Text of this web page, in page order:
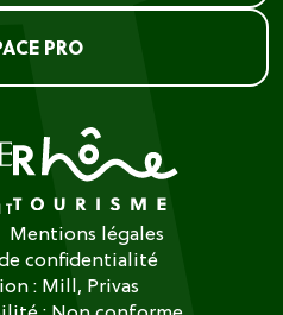
PRO
Mentions légales
confidentialité
: Mill, Privas